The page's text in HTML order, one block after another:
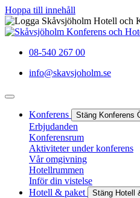
Hoppa till innehåll
08-540 267 00
info@skavsjoholm.se
Konferens Stäng Konferens
Erbjudanden
Konferensrum
Aktiviteter under konferens
Vår omgivning
Hotellrummen
Inför din vistelse
Hotell & paket
Stäng Hotell